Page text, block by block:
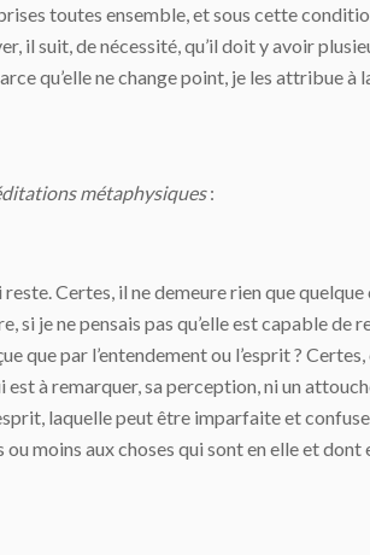
toutes ensemble, et sous cette
il suit, de nécessité, qu’il doit y avoir
qu’elle ne change point, je les attribue à
métaphysiques:
Certes, il ne demeure rien que quelque
si je ne pensais pas qu’elle est capable de
que par l’entendement ou l’esprit ? Certes,
est à remarquer, sa perception, ni un
laquelle peut être imparfaite et
moins aux choses qui sont en elle et dont